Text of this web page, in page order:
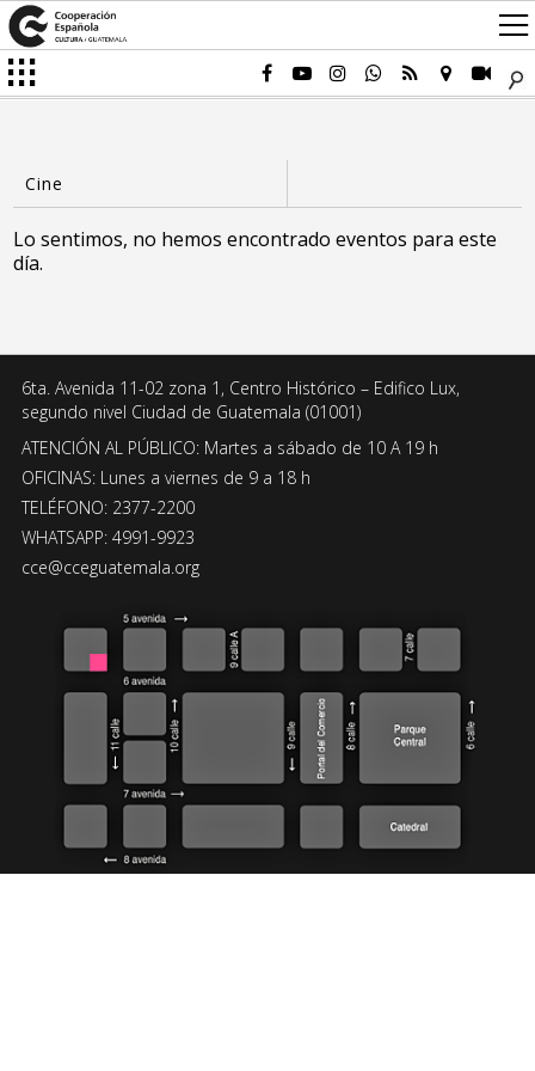
Lo sentimos, no hemos encontrado eventos para este
día.
6ta. Avenida 11-02 zona 1, Centro Histórico – Edifico Lux,
segundo nivel Ciudad de Guatemala (01001)
ATENCIÓN AL PÚBLICO: Martes a sábado de 10 A 19 h
OFICINAS: Lunes a viernes de 9 a 18 h
TELÉFONO: 2377-2200
WHATSAPP: 4991-9923
cce@cceguatemala.org